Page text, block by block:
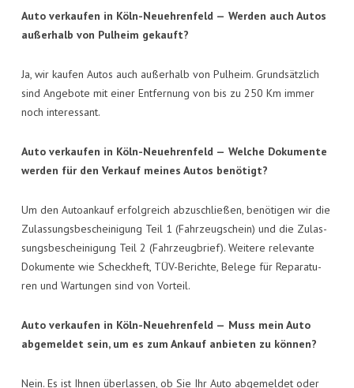
Auto ver­kau­fen in Köln-Neueh­ren­feld — Wer­den auch Autos
außer­halb von Pul­heim gekauft?
Ja, wir kau­fen Autos auch außer­halb von Pul­heim. Grund­sätz­lich
sind Ange­bo­te mit einer Ent­fer­nung von bis zu 250 Km immer
noch interessant.
Auto ver­kau­fen in Köln-Neueh­ren­feld — Wel­che Doku­men­te
wer­den für den Ver­kauf mei­nes Autos benötigt?
Um den Auto­an­kauf erfolg­reich abzu­schlie­ßen, benö­ti­gen wir die
Zulas­sungs­be­schei­ni­gung Teil 1 (Fahr­zeug­schein) und die Zulas­
sungs­be­schei­ni­gung Teil 2 (Fahr­zeug­brief). Wei­te­re rele­van­te
Doku­men­te wie Scheck­heft, TÜV-Berich­te, Bele­ge für Repa­ra­tu­
ren und War­tun­gen sind von Vorteil.
Auto ver­kau­fen in Köln-Neueh­ren­feld — Muss mein Auto
abge­mel­det sein, um es zum Ankauf anbie­ten zu können?
Nein. Es ist Ihnen über­las­sen, ob Sie Ihr Auto abge­mel­det oder